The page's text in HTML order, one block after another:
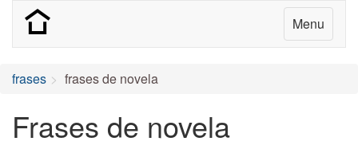
Menu
frases frases de novela
Frases de novela